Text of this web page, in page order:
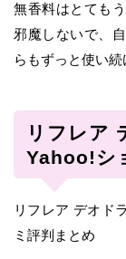
無香料はとても
邪魔しないで、
らもずっと使い続
リフレア
Yahoo!シ
リフレア デオド
ミ評判まとめ